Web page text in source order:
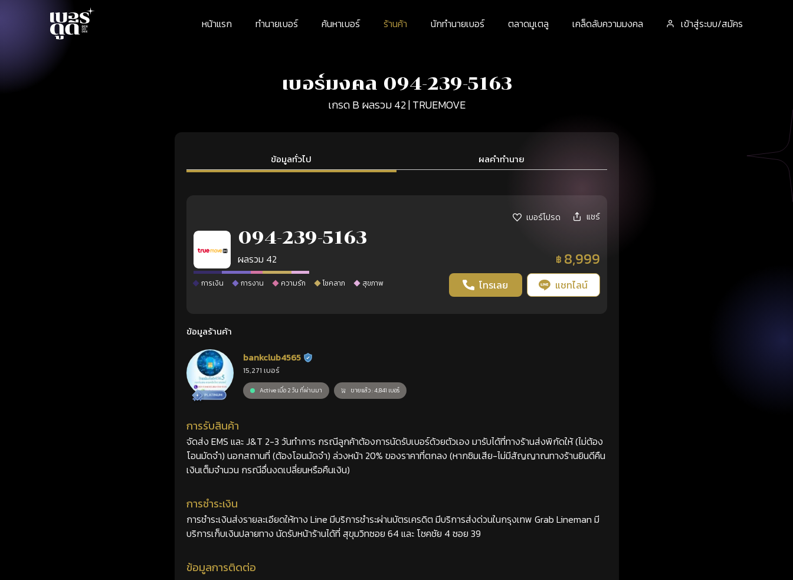
หน้าแรก ทำนายเบอร์ ค้นหาเบอร์ ร้านค้า นักทำนายเบอร์ ตลาดมูเตลู เคล็ดลับความมงคล เข้าสู่ระบบ/สมัคร
เบอร์มงคล 094-239-5163
เกรด B ผลรวม 42 | TRUEMOVE
ข้อมูลทั่วไป ผลคำทำนาย
เบอร์โปรด แชร์
094-239-5163
ผลรวม 42 ฿ 8,999
การเงิน การงาน ความรัก โชคลาภ สุขภาพ โทรเลย แชทไลน์
ข้อมูลร้านค้า
bankclub4565 ร้านยืนยันแล้ว
15,271 เบอร์
Active เมื่อ 2 วัน ที่ผ่านมา ขายแล้ว : 4,841 เบอร์
การรับสินค้า
จัดส่ง EMS และ J&T 2-3 วันทำการ กรณีลูกค้าต้องการนัดรับเบอร์ด้วยตัวเอง มารับได้ที่ทางร้านส่งพิกัดให้ (ไม่ต้อง
โอนมัดจำ) นอกสถานที่ (ต้องโอนมัดจำ) ล่วงหน้า 20% ของราคาที่ตกลง (หากซิมเสีย-ไม่มีสัญญาณทางร้านยินดีคืน
เงินเต็มจำนวน กรณีอื่นงดเปลี่ยนหรือคืนเงิน)
การชำระเงิน
การชำระเงินส่งรายละเอียดให้ทาง Line มีบริการชำระผ่านบัตรเครดิต มีบริการส่งด่วนในกรุงเทพ Grab Lineman มี
บริการเก็บเงินปลายทาง นัดรับหน้าร้านได้ที่ สุขุมวิทซอย 64 และ โชคชัย 4 ซอย 39
ข้อมูลการติดต่อ